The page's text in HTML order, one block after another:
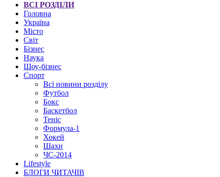
ВСІ РОЗДІЛИ
Головна
Україна
Місто
Світ
Бізнес
Наука
Шоу-бізнес
Спорт
Всі новини розділу
Футбол
Бокс
Баскетбол
Теніс
Формула-1
Хокей
Шахи
ЧС-2014
Lifestyle
БЛОГИ ЧИТАЧІВ